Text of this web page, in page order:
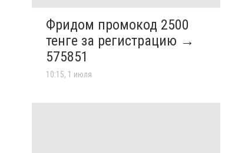
Фридом промокод 2500
тенге за регистрацию →
575851
10:15, 1 июля